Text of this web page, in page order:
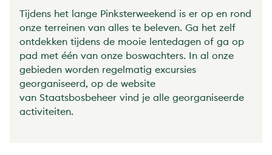
Tijdens het lange Pinksterweekend is er op en rond
onze terreinen van alles te beleven. Ga het zelf
ontdekken tijdens de mooie lentedagen of ga op
pad met één van onze boswachters. In al onze
gebieden worden regelmatig excursies
georganiseerd, op de website
van Staatsbosbeheer vind je alle georganiseerde
activiteiten.